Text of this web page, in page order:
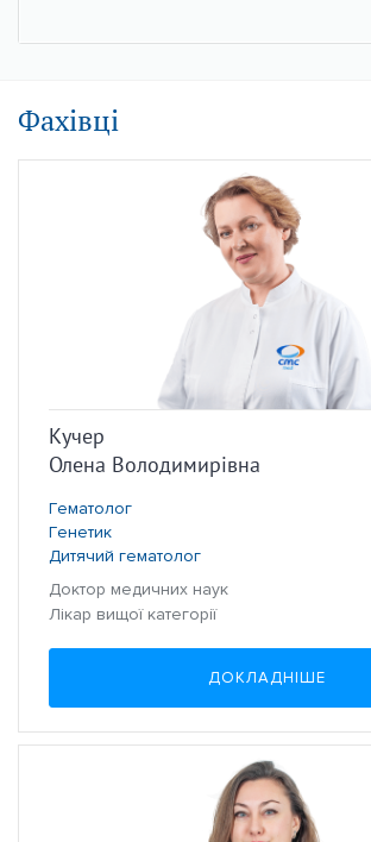
Фахівці
Кучер
Олена Володимирівна
Гематолог
Генетик
Дитячий гематолог
Доктор медичних наук
Лікар вищої категорії
ДОКЛАДНІШЕ